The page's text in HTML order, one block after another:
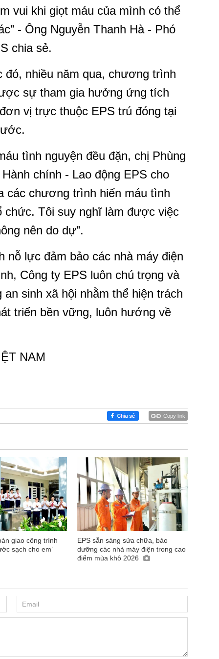
vui khi giọt máu của mình có thể
- Ông Nguyễn Thanh Hà - Phó
chia sẻ.
đó, nhiều năm qua, chương trình
sự tham gia hưởng ứng tích
vị trực thuộc EPS trú đóng tại
tình nguyện đều đặn, chị Phùng
chính - Lao động EPS cho
các chương trình hiến máu tình
chức. Tôi suy nghĩ làm được việc
nên do dự”.
nỗ lực đảm bảo các nhà máy điện
Công ty EPS luôn chú trọng và
sinh xã hội nhằm thể hiện trách
triển bền vững, luôn hướng về
NAM
Copy link
giao công trình
sạch cho em’
EPS sẵn sàng sửa chữa, bảo
dưỡng các nhà máy điện trong cao
điểm mùa khô 2026